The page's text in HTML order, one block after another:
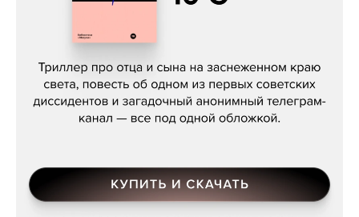
Даниил Туровский, «Разрыв»